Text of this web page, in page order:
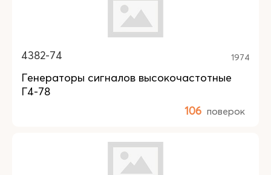
4382-74 1974
Генераторы сигналов высокочастотные
Г4-78
106 поверок